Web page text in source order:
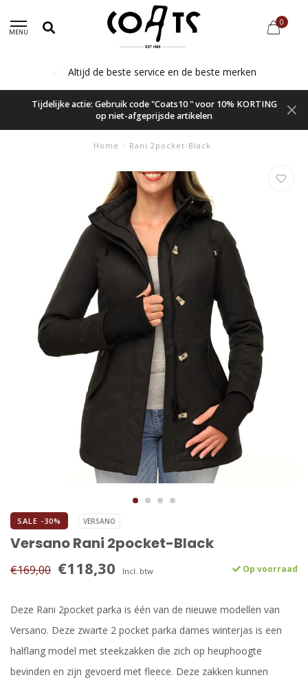
MENU
0
Altijd de beste service en de beste merken
Tijdelijke actie: Gebruik code "Coats10 " voor 10% KORTING
op niet-afgeprijsde artikelen
Home / Rani 2pocket-Black
SALE -30% VERSANO
Versano Rani 2pocket-Black
€169,00 €118,30 Incl. btw Op voorraad
Deze Rani 2pocket parka is één van de nieuwe modellen van
Versano. Deze zwarte 2 pocket parka dames winterjas is een
halflang model met steekzakken die zich op heuphoogte
bevinden en zijn gevoerd met fleece. Deze zakken kunnen